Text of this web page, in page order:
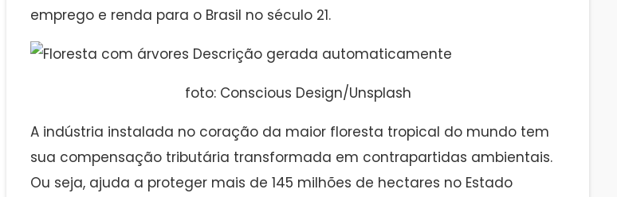
emprego e renda para o Brasil no século 21.
foto: Conscious Design/Unsplash
A indústria instalada no coração da maior floresta tropical do mundo tem
sua compensação tributária transformada em contrapartidas ambientais.
Ou seja, ajuda a proteger mais de 145 milhões de hectares no Estado